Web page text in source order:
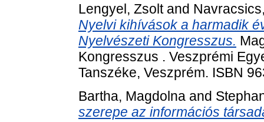
Lengyel, Zsoltand
Nyelvi kihívások a harmadik
Nyelvészeti Kongresszus.
Kongresszus . Veszprémi
Tanszéke, Veszprém. ISBN
Bartha, Magdolna and
szerepe az információs